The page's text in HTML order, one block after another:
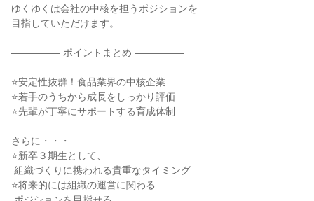
ゆくゆくは会社の中核を担うポジションを
目指していただけます。
――――― ポイントまとめ ―――――
⭐安定性抜群！食品業界の中核企業
⭐若手のうちから成長をしっかり評価
⭐先輩が丁寧にサポートする育成体制
さらに・・・
⭐新卒３期生として、
⭐将来的には組織の運営に関わる